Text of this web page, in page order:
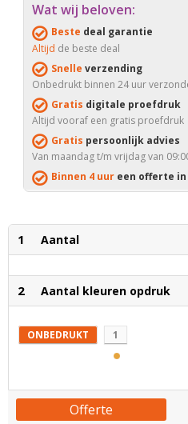
Wat wij beloven:
Beste deal garantie
Altijd de beste deal
Snelle verzending
Onbedrukt binnen 24 uur
Gratis digitale proefdruk
Altijd vooraf een gratis proefdruk
Gratis persoonlijk advies
Van maandag t/m vrijdag van
Binnen 4 uur een offerte
1 Aantal
2 Aantal kleuren opdruk
ONBEDRUKT 1
Offerte